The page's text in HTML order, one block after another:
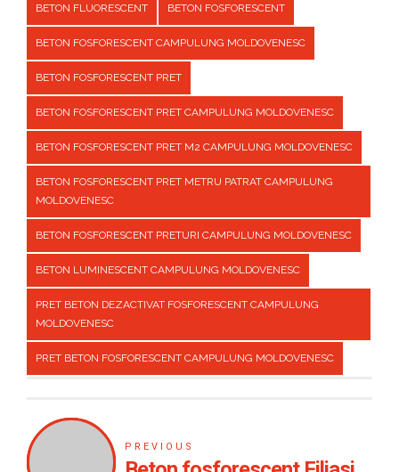
BETON FLUORESCENT BETON FOSFORESCENT
BETON FOSFORESCENT CAMPULUNG MOLDOVENESC
BETON FOSFORESCENT PRET
BETON FOSFORESCENT PRET CAMPULUNG MOLDOVENESC
BETON FOSFORESCENT PRET M2 CAMPULUNG MOLDOVENESC
BETON FOSFORESCENT PRET METRU PATRAT CAMPULUNG
MOLDOVENESC
BETON FOSFORESCENT PRETURI CAMPULUNG MOLDOVENESC
BETON LUMINESCENT CAMPULUNG MOLDOVENESC
PRET BETON DEZACTIVAT FOSFORESCENT CAMPULUNG
MOLDOVENESC
PRET BETON FOSFORESCENT CAMPULUNG MOLDOVENESC
PREVIOUS